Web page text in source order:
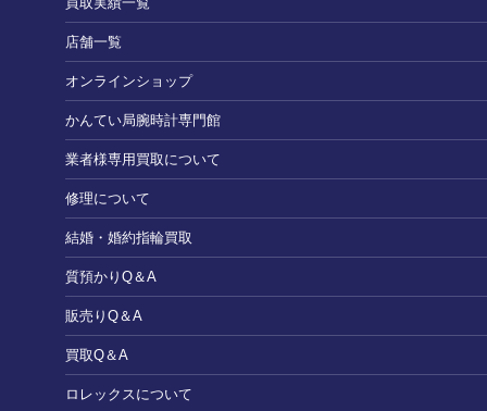
店舗一覧
オンラインショップ
かんてい局腕時計専門館
業者様専用買取について
修理について
結婚・婚約指輪買取
質預かりQ＆A
販売りQ＆A
買取Q＆A
ロレックスについて